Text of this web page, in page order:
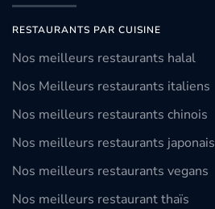
RESTAURANTS PAR CUISINE
Nos meilleurs restaurants halal
Nos Meilleurs restaurants italiens
Nos meilleurs restaurants chinois
Nos meilleurs restaurants japonais
Nos meilleurs restaurants vegans
Nos meilleurs restaurant thaïs